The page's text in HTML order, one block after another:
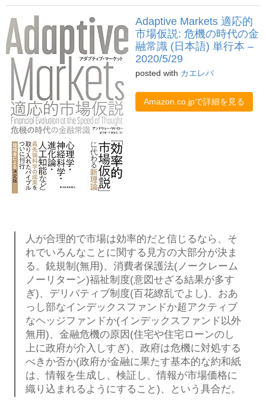
Adaptive Markets 適応的
市場仮説: 危機の時代の金
融常識 (日本語) 単行本 –
2020/5/29
posted with カエレバ
Amazon.co.jpで詳細を見る
人が合理的で市場は効率的だと信じるなら、そ
れでいろんなことに関する見方の大部分が決ま
る。銃規制(無用)、消費者保護法(ノークレーム
ノーリターン)福祉制度(意図せざる結果が多す
ぎ)、デリバティブ制度(百花繚乱でよし)、おあ
っし部なインデックスファンドか超アクティブ
なヘッジファンドか(インデックスファンド以外
無用)、金融危機の原因(住宅や住宅ローンのし
上に政府が介入しすぎ)、政府は危機に対処する
べきか否か(政府が金融に果たす基本的な約和紙
は、情報を生成し、検証し、情報が市場価格に
織り込まれるようにすること)、という具合だ。